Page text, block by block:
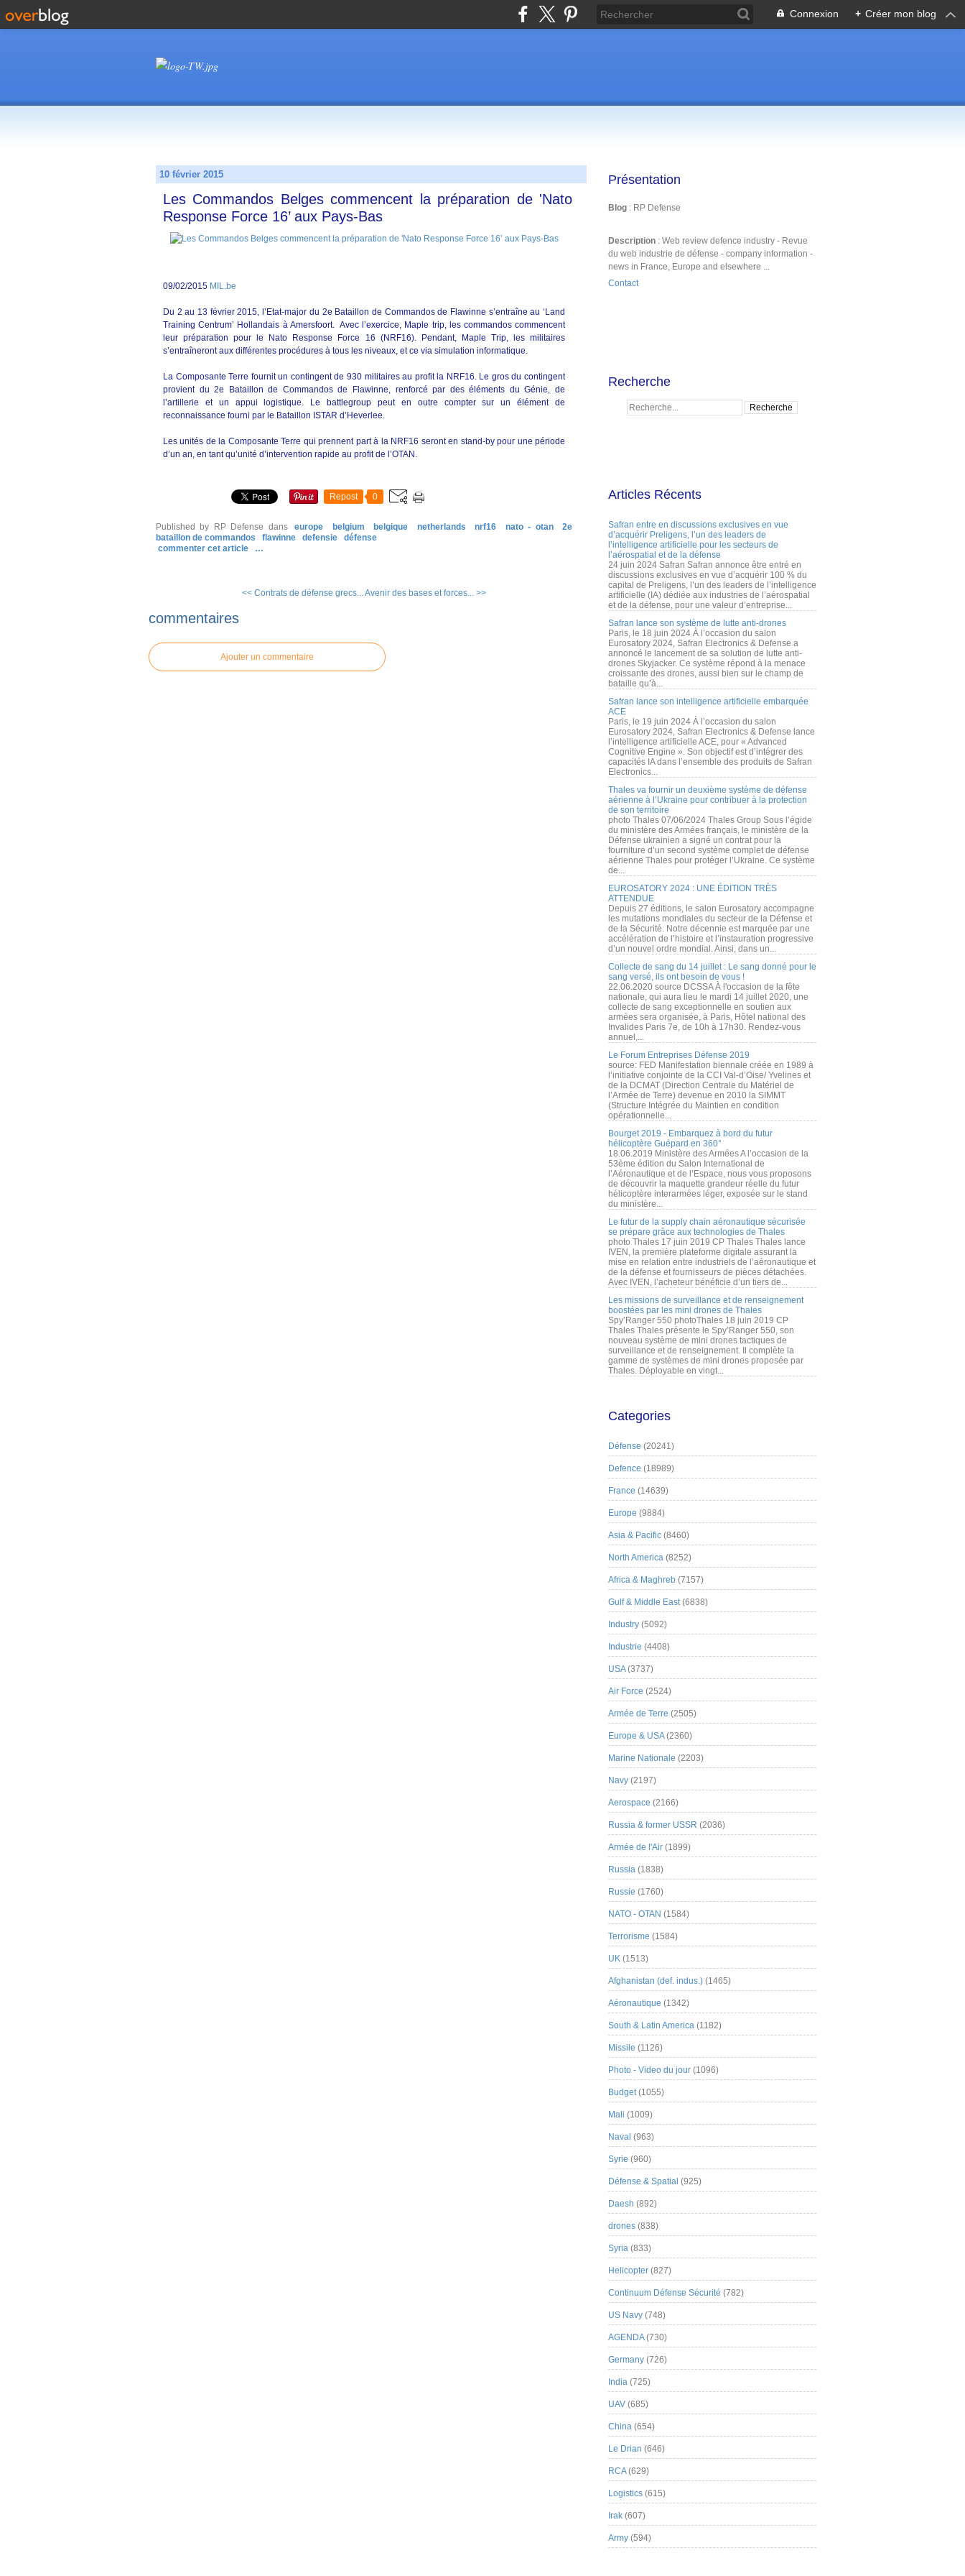
Connexion + Créer mon blog
10 février 2015
Les Commandos Belges commencent la préparation de 'Nato
Response Force 16’ aux Pays-Bas
09/02/2015 MIL.be
Du 2 au 13 février 2015, l’Etat-major du 2e Bataillon de Commandos de Flawinne s’entraîne au ‘Land
Training Centrum’ Hollandais à Amersfoort. Avec l’exercice, Maple trip, les commandos commencent
leur préparation pour le Nato Response Force 16 (NRF16). Pendant, Maple Trip, les militaires
s’entraîneront aux différentes procédures à tous les niveaux, et ce via simulation informatique.
La Composante Terre fournit un contingent de 930 militaires au profit la NRF16. Le gros du contingent
provient du 2e Bataillon de Commandos de Flawinne, renforcé par des éléments du Génie, de
l’artillerie et un appui logistique. Le battlegroup peut en outre compter sur un élément de
reconnaissance fourni par le Bataillon ISTAR d’Heverlee.
Les unités de la Composante Terre qui prennent part à la NRF16 seront en stand-by pour une période
d’un an, en tant qu’unité d’intervention rapide au profit de l’OTAN.
Repost 0
Published by RP Defense dans europe belgium belgique netherlands nrf16 nato - otan
2e
bataillon de commandos
flawinne defensie
défense
commenter cet article
…
<< Contrats de défense grecs...Avenir des bases et forces... >>
commentaires
Ajouter un commentaire
Présentation
Blog : RP Defense
Description : Web review defence industry - Revue
du web industrie de défense - company information -
news in France, Europe and elsewhere ...
Contact
Recherche
Articles Récents
Safran entre en discussions exclusives en vue
d’acquérir Preligens, l’un des leaders de
l’intelligence artificielle pour les secteurs de
l’aérospatial et de la défense
24 juin 2024 Safran Safran annonce être entré en
discussions exclusives en vue d’acquérir 100 % du
capital de Preligens, l’un des leaders de l’intelligence
artificielle (IA) dédiée aux industries de l’aérospatial
et de la défense, pour une valeur d’entreprise...
Safran lance son système de lutte anti-drones
Paris, le 18 juin 2024 À l’occasion du salon
Eurosatory 2024, Safran Electronics & Defense a
annoncé le lancement de sa solution de lutte anti-
drones Skyjacker. Ce système répond à la menace
croissante des drones, aussi bien sur le champ de
bataille qu’à...
Safran lance son intelligence artificielle embarquée
ACE
Paris, le 19 juin 2024 À l’occasion du salon
Eurosatory 2024, Safran Electronics & Defense lance
l’intelligence artificielle ACE, pour « Advanced
Cognitive Engine ». Son objectif est d’intégrer des
capacités IA dans l’ensemble des produits de Safran
Electronics...
Thales va fournir un deuxième système de défense
aérienne à l’Ukraine pour contribuer à la protection
de son territoire
photo Thales 07/06/2024 Thales Group Sous l’égide
du ministère des Armées français, le ministère de la
Défense ukrainien a signé un contrat pour la
fourniture d’un second système complet de défense
aérienne Thales pour protéger l’Ukraine. Ce système
de...
EUROSATORY 2024 : UNE ÉDITION TRÈS
ATTENDUE
Depuis 27 éditions, le salon Eurosatory accompagne
les mutations mondiales du secteur de la Défense et
de la Sécurité. Notre décennie est marquée par une
accélération de l’histoire et l’instauration progressive
d’un nouvel ordre mondial. Ainsi, dans un...
Collecte de sang du 14 juillet : Le sang donné pour le
sang versé, ils ont besoin de vous !
22.06.2020 source DCSSA À l'occasion de la fête
nationale, qui aura lieu le mardi 14 juillet 2020, une
collecte de sang exceptionnelle en soutien aux
armées sera organisée, à Paris, Hôtel national des
Invalides Paris 7e, de 10h à 17h30. Rendez-vous
annuel,...
Le Forum Entreprises Défense 2019
source: FED Manifestation biennale créée en 1989 à
l’initiative conjointe de la CCI Val-d’Oise/ Yvelines et
de la DCMAT (Direction Centrale du Matériel de
l’Armée de Terre) devenue en 2010 la SIMMT
(Structure Intégrée du Maintien en condition
opérationnelle...
Bourget 2019 - Embarquez à bord du futur
hélicoptère Guépard en 360°
18.06.2019 Ministère des Armées A l’occasion de la
53ème édition du Salon International de
l’Aéronautique et de l’Espace, nous vous proposons
de découvrir la maquette grandeur réelle du futur
hélicoptère interarmées léger, exposée sur le stand
du ministère...
Le futur de la supply chain aéronautique sécurisée
se prépare grâce aux technologies de Thales
photo Thales 17 juin 2019 CP Thales Thales lance
IVEN, la première plateforme digitale assurant la
mise en relation entre industriels de l’aéronautique et
de la défense et fournisseurs de pièces détachées.
Avec IVEN, l’acheteur bénéficie d’un tiers de...
Les missions de surveillance et de renseignement
boostées par les mini drones de Thales
Spy’Ranger 550 photoThales 18 juin 2019 CP
Thales Thales présente le Spy’Ranger 550, son
nouveau système de mini drones tactiques de
surveillance et de renseignement. Il complète la
gamme de systèmes de mini drones proposée par
Thales. Déployable en vingt...
Categories
Défense (20241)
Defence (18989)
France (14639)
Europe (9884)
Asia & Pacific (8460)
North America (8252)
Africa & Maghreb (7157)
Gulf & Middle East(6838)
Industry (5092)
Industrie (4408)
USA(3737)
Air Force (2524)
Armée de Terre (2505)
Europe & USA(2360)
Marine Nationale (2203)
Navy (2197)
Aerospace (2166)
Russia & former USSR (2036)
Armée de l'Air (1899)
Russia (1838)
Russie (1760)
NATO - OTAN (1584)
Terrorisme (1584)
UK (1513)
Afghanistan (def. indus.) (1465)
Aéronautique (1342)
South & Latin America (1182)
Missile (1126)
Photo - Video du jour (1096)
Budget(1055)
Mali (1009)
Naval (963)
Syrie (960)
Défense & Spatial (925)
Daesh (892)
drones (838)
Syria (833)
Helicopter (827)
Continuum Défense Sécurité (782)
US Navy (748)
AGENDA(730)
Germany (726)
India (725)
UAV (685)
China (654)
Le Drian (646)
RCA(629)
Logistics (615)
Irak (607)
Army (594)